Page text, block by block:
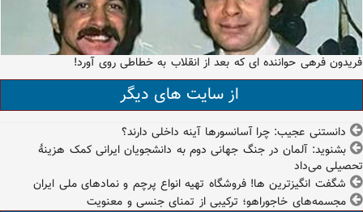
فریدون فرهی حواننده ای که بعد از انقلاب به خطاطی روی آورد!
از سایت های دیگر
دانستنی عجیب: چرا آسانسورها آینه داخلی دارند؟
بشنوید: آلمان در جنگ جهانی دوم به دانشجویان ایرانی کمک هزینۀ
تحصیلی می‌داد
شگفت انگیزترین ها! فروشگاه تهیه انواع پرچم و نمادهای ملی ایران
مجسمه‌های خاجوراهو؛ ترکیبی از تمنای جنسی و معنویت